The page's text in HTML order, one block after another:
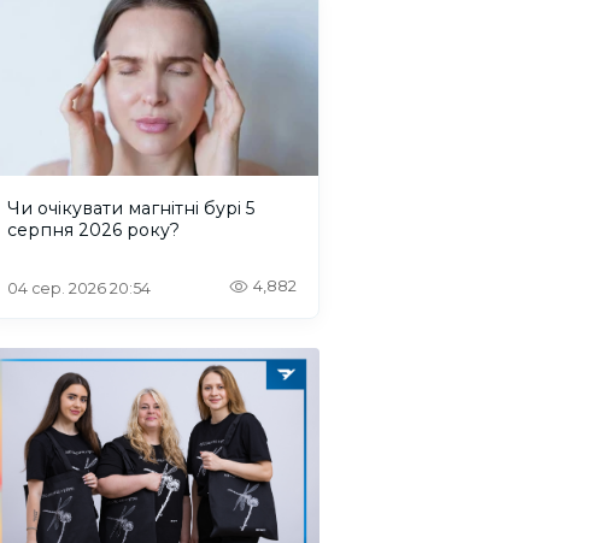
Чи очікувати магнітні бурі 5
серпня 2026 року?
04 сер. 2026 20:54 4,882